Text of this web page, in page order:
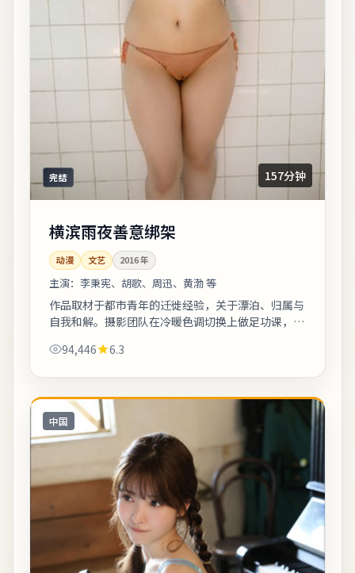
完结 157分钟
横滨雨夜善意绑架
动漫 文艺 2016年
主演： 李秉宪、胡歌、周迅、黄渤 等
作品取材于都市青年的迁徙经验，关于漂泊、归属与
自我和解。摄影团队在冷暖色调切换上做足功课，城
常现象，建议亲自观看并形成独立判断。《...
94,446 6.3
中国